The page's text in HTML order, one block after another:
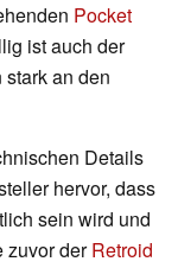
Pocket
ist auch der
an den
Details
hervor, dass
sein wird und
zuvor derRetroid